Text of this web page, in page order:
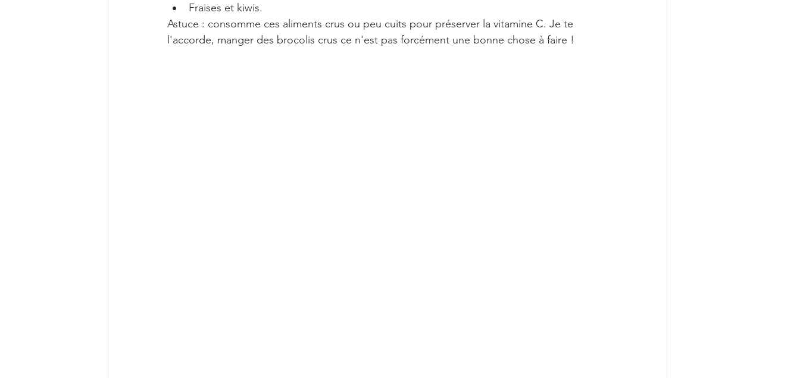
Fraises et kiwis.
Astuce : consomme ces aliments crus ou peu cuits pour préserver la vitamine C. Je te
l'accorde, manger des brocolis crus ce n'est pas forcément une bonne chose à faire !